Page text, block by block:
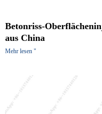
Betonriss-
aus China
Mehr lesen "